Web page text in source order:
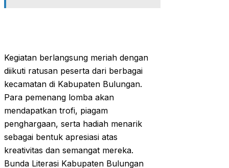
Kegiatan berlangsung meriah dengan
diikuti ratusan peserta dari berbagai
kecamatan di Kabupaten Bulungan.
Para pemenang lomba akan
mendapatkan trofi, piagam
penghargaan, serta hadiah menarik
sebagai bentuk apresiasi atas
kreativitas dan semangat mereka.
Bunda Literasi Kabupaten Bulungan